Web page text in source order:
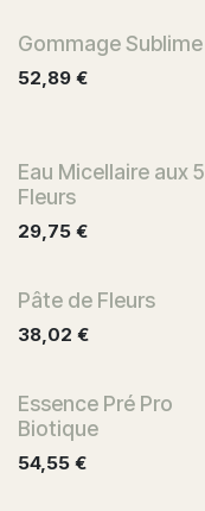
Gommage Sublime
52,89 €
Eau Micellaire aux 5
Fleurs
29,75 €
Pâte de Fleurs
38,02 €
Essence Pré Pro
Biotique
54,55 €